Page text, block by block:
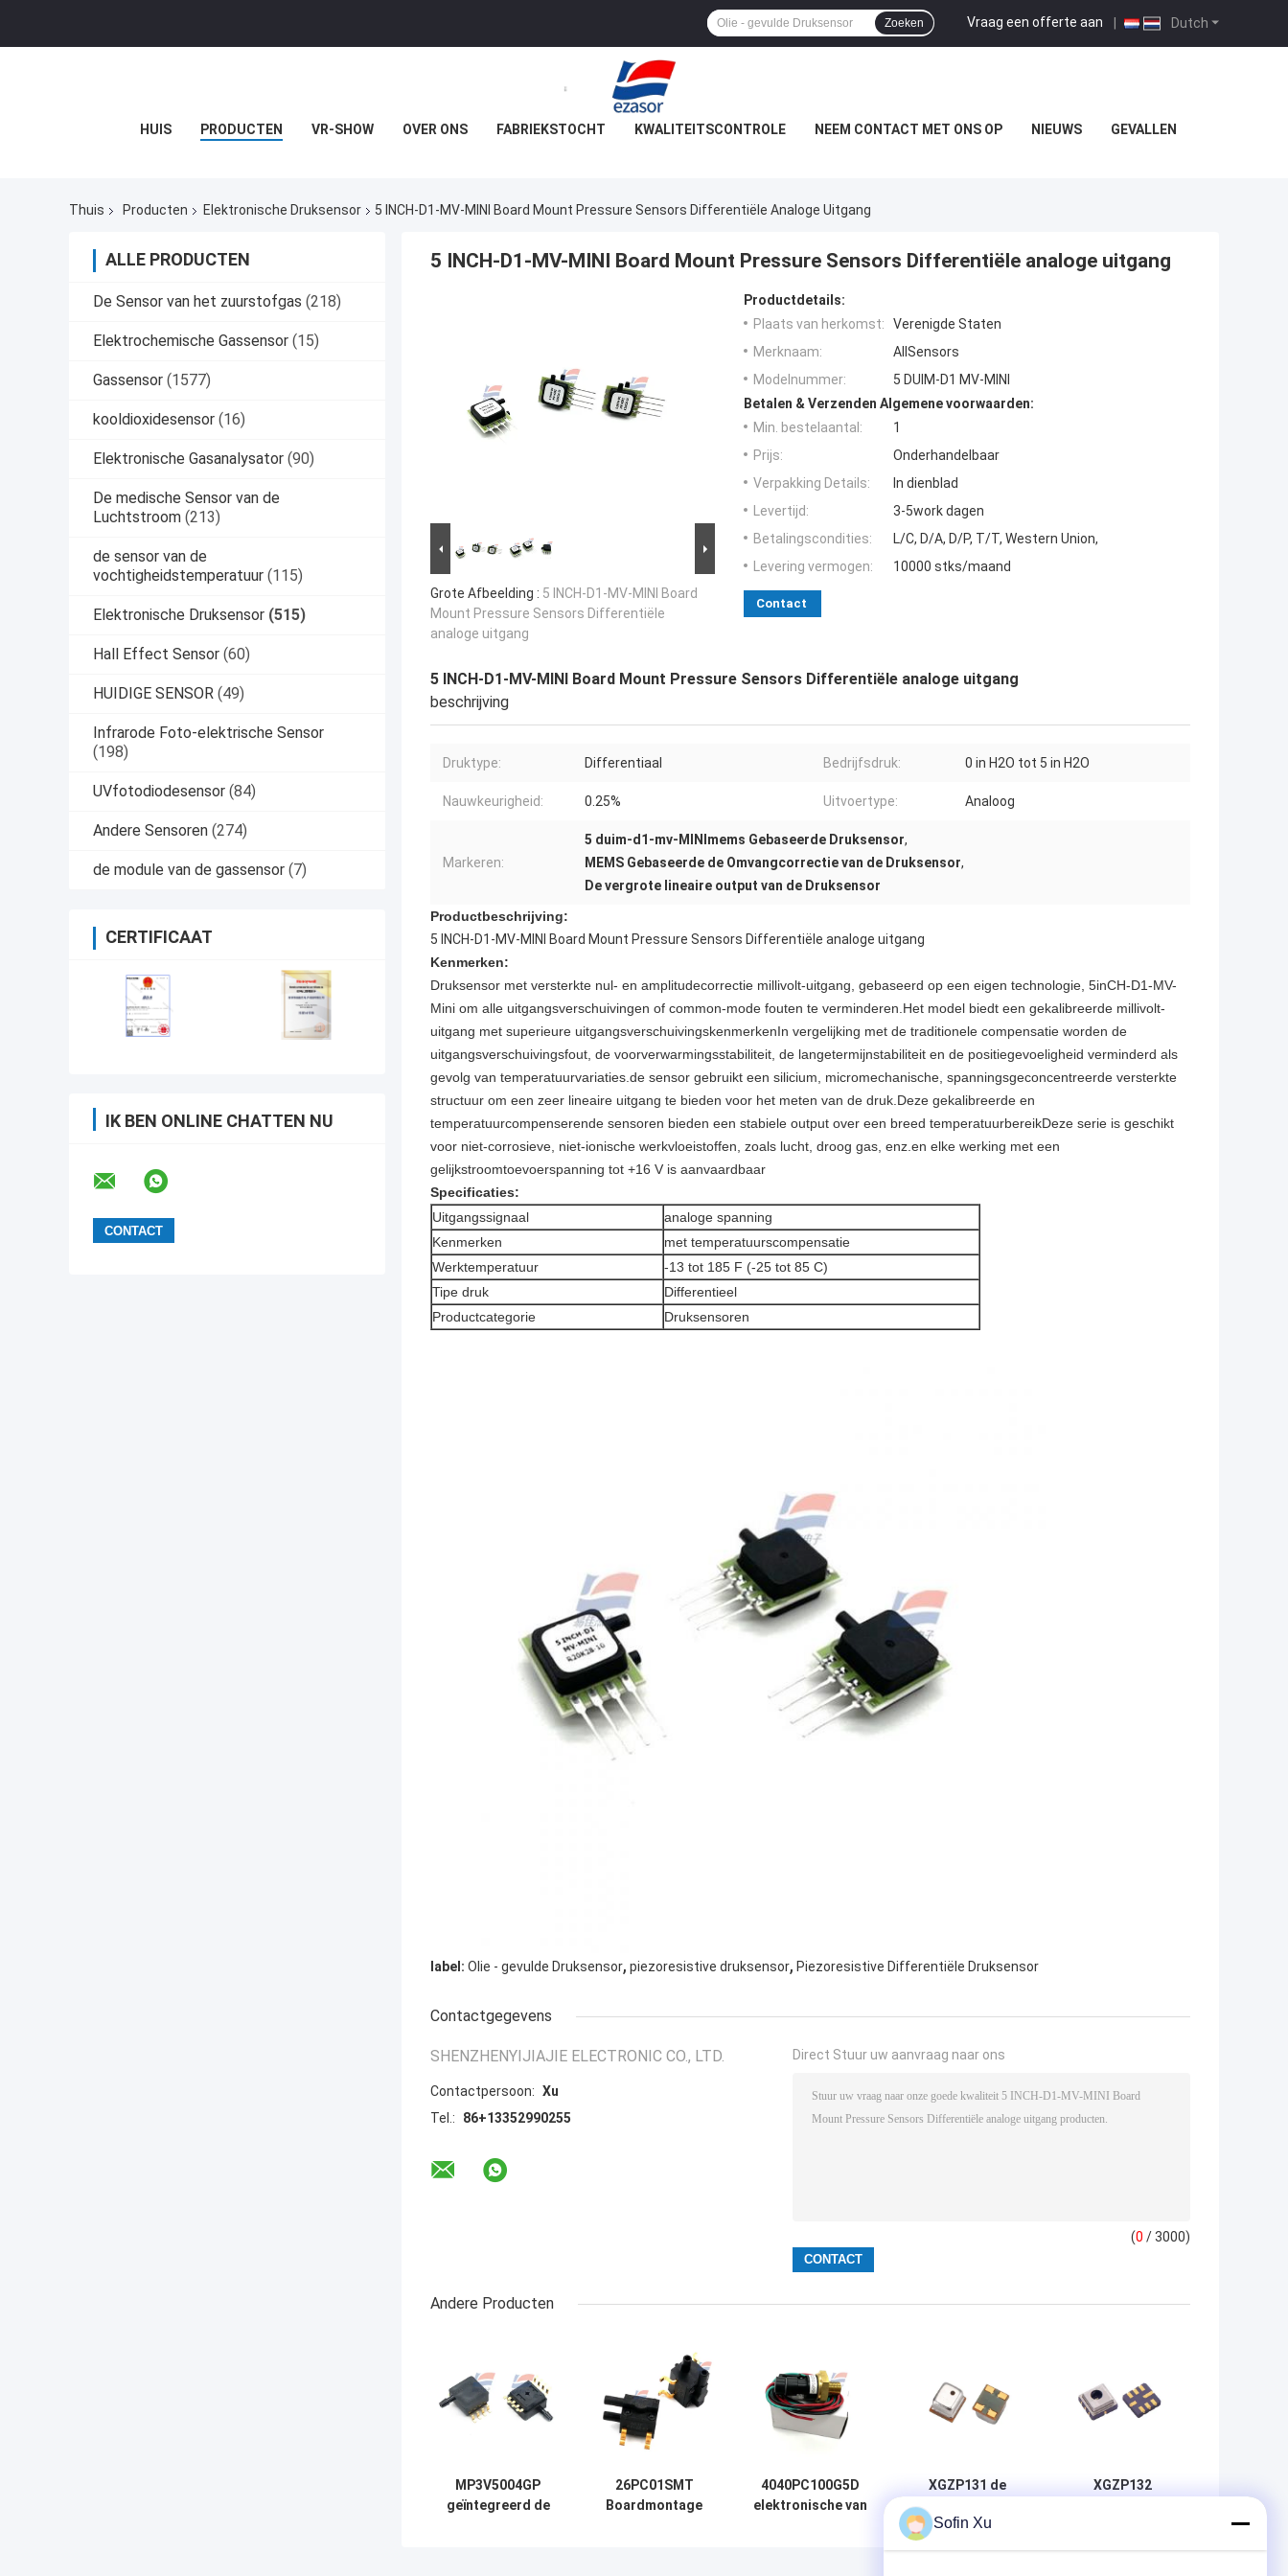
Dutch
Vraag een offerte aan |
Zoeken
HUIS PRODUCTEN VR-SHOW OVER ONS FABRIEKSTOCHT KWALITEITSCONTROLE NEEM CONTACT MET ONS OP NIEUWS GEVALLEN
Thuis Producten Elektronische Druksensor 5 INCH-D1-MV-MINI Board Mount Pressure Sensors Differentiële Analoge Uitgang
ALLE PRODUCTEN
De Sensor van het zuurstofgas (218)
Elektrochemische Gassensor (15)
Gassensor (1577)
kooldioxidesensor (16)
Elektronische Gasanalysator (90)
De medische Sensor van de
Luchtstroom (213)
de sensor van de
vochtigheidstemperatuur (115)
Elektronische Druksensor (515)
Hall Effect Sensor (60)
HUIDIGE SENSOR (49)
Infrarode Foto-elektrische Sensor
(198)
UVfotodiodesensor (84)
Andere Sensoren (274)
de module van de gassensor (7)
CERTIFICAAT
IK BEN ONLINE CHATTEN NU
5 INCH-D1-MV-MINI Board Mount Pressure Sensors Differentiële analoge uitgang
Grote Afbeelding : 5 INCH-D1-MV-MINI Board
Mount Pressure Sensors Differentiële
analoge uitgang
Productdetails:
Plaats van herkomst:
Verenigde Staten
Merknaam:
AllSensors
Modelnummer:
5 DUIM-D1 MV-MINI
Betalen & Verzenden Algemene voorwaarden:
Min. bestelaantal:
1
Prijs:
Onderhandelbaar
Verpakking Details:
In dienblad
Levertijd:
3-5work dagen
Betalingscondities:
L/C, D/A, D/P, T/T, Western Union,
Levering vermogen:
10000 stks/maand
Contact
5 INCH-D1-MV-MINI Board Mount Pressure Sensors Differentiële analoge uitgang
beschrijving
Druktype: Differentiaal Bedrijfsdruk: 0 in H2O tot 5 in H2O
Nauwkeurigheid: 0.25% Uitvoertype: Analoog
Markeren:
5 duim-d1-mv-MINImems Gebaseerde Druksensor,
MEMS Gebaseerde de Omvangcorrectie van de Druksensor,
De vergrote lineaire output van de Druksensor
Productbeschrijving:
5 INCH-D1-MV-MINI Board Mount Pressure Sensors Differentiële analoge uitgang
Kenmerken:
Druksensor met versterkte nul- en amplitudecorrectie millivolt-uitgang, gebaseerd op een eigen technologie, 5inCH-D1-MV-
Mini om alle uitgangsverschuivingen of common-mode fouten te verminderen.Het model biedt een gekalibreerde millivolt-
uitgang met superieure uitgangsverschuivingskenmerkenIn vergelijking met de traditionele compensatie worden de
uitgangsverschuivingsfout, de voorverwarmingsstabiliteit, de langetermijnstabiliteit en de positiegevoeligheid verminderd als
gevolg van temperatuurvariaties.de sensor gebruikt een silicium, micromechanische, spanningsgeconcentreerde versterkte
structuur om een zeer lineaire uitgang te bieden voor het meten van de druk.Deze gekalibreerde en
temperatuurcompenserende sensoren bieden een stabiele output over een breed temperatuurbereikDeze serie is geschikt
voor niet-corrosieve, niet-ionische werkvloeistoffen, zoals lucht, droog gas, enz.en elke werking met een
gelijkstroomtoevoerspanning tot +16 V is aanvaardbaar
Specificaties:
Uitgangssignaal
analoge spanning
Kenmerken
met temperatuurscompensatie
Werktemperatuur
-13 tot 185 F (-25 tot 85 C)
Tipe druk
Differentieel
Productcategorie
Druksensoren
label: Olie - gevulde Druksensor, piezoresistive druksensor, Piezoresistive Differentiële Druksensor
Contactgegevens
SHENZHENYIJIAJIE ELECTRONIC CO., LTD.
Contactpersoon: Xu
Tel.:
86+13352990255
Direct Stuur uw aanvraag naar ons
(0 / 3000)
Andere Producten
MP3V5004GP
geïntegreerd de
26PC01SMT
Boardmontage
4040PC100G5D
elektronische van
XGZP131 de
gelijkstroom 2000
kPa van de maat
XGZP132
Sofin Xu